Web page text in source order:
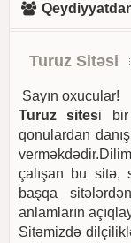
Turuz Sitəsi
Sayın oxucular!
Turuz sitesi bir
qonulardan
çalışan bu sitə,
başqa
anlamların
Sitəmizdə